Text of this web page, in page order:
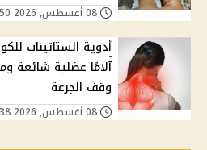
أدوية الستاتينات
آلامًا عضلية شائعة
وقف الجرعة